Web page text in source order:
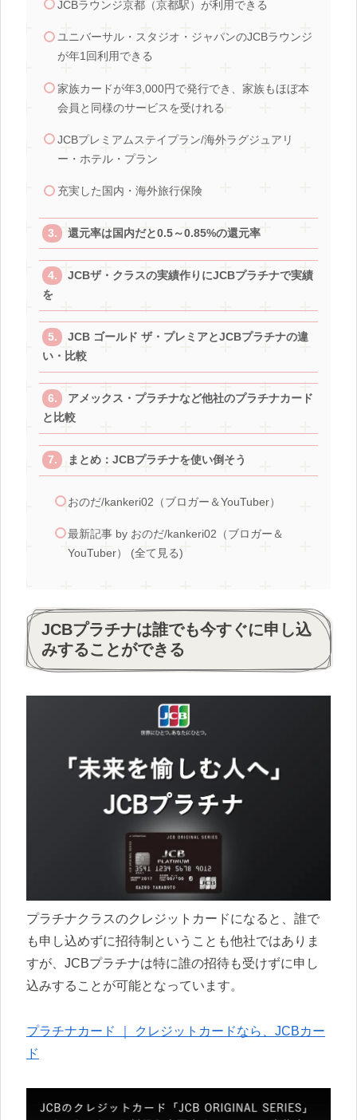
JCBラウンジ京都（京都駅）が利用できる
ユニバーサル・スタジオ・ジャパンのJCBラウンジ
が年1回利用できる
家族カードが年3,000円で発行でき、家族もほぼ本
会員と同様のサービスを受けれる
JCBプレミアムステイプラン/海外ラグジュアリ
ー・ホテル・プラン
充実した国内・海外旅行保険
還元率は国内だと0.5～0.85%の還元率
JCBザ・クラスの実績作りにJCBプラチナで実績
を
JCB ゴールド ザ・プレミアとJCBプラチナの違
い・比較
アメックス・プラチナなど他社のプラチナカード
と比較
まとめ：JCBプラチナを使い倒そう
おのだ/kankeri02（ブロガー＆YouTuber）
最新記事 by おのだ/kankeri02（ブロガー＆
YouTuber） (全て見る)
JCBプラチナは誰でも今すぐに申し込
みすることができる
プラチナクラスのクレジットカードになると、誰で
も申し込めずに招待制ということも他社ではありま
すが、JCBプラチナは特に誰の招待も受けずに申し
込みすることが可能となっています。
プラチナカード ｜ クレジットカードなら、JCBカー
ド